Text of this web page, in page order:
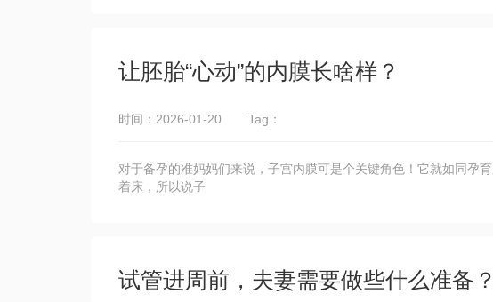
让胚胎“心动”的内膜长啥样？
时间：2026-01-20 Tag：
对于备孕的准妈妈们来说，子宫内膜可是个关键角色！它就如同孕
着床，所以说子
试管进周前，夫妻需要做些什么准备